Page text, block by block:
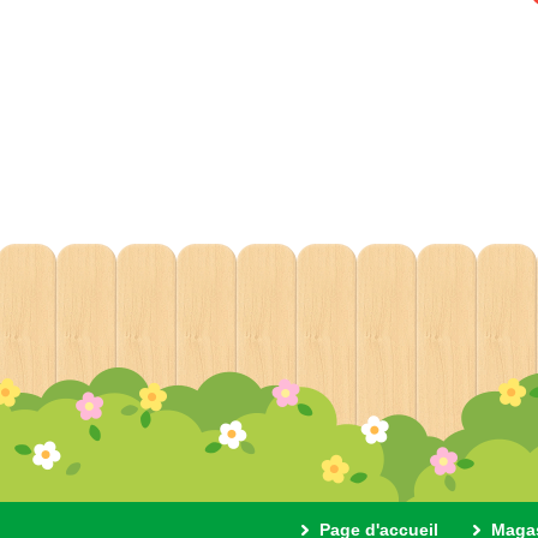
Page d'accueil